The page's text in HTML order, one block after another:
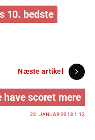
10. bedste
Næste artikel
have scoret mere
22. JANUAR 2013 1:12